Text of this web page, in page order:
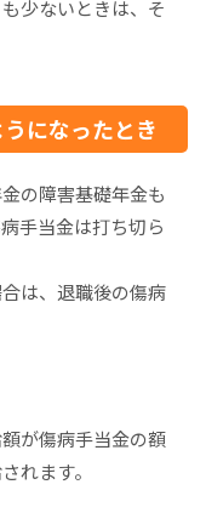
少ないときは、そ
になったとき
の障害基礎年金も
手当金は打ち切ら
は、退職後の傷病
が傷病手当金の額
れます。